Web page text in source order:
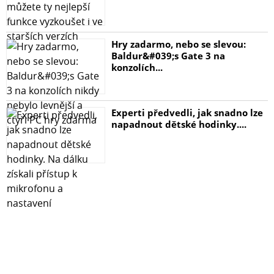
věcné shrnutí.
Čip potěší také svou mimořádnou úsporností, takže ve
spojení s kapacitou baterie vás nezbrzdí ani celodenní
pracovní tempo na plné obrátky.
S podporou ultra rychlé Wi-Fi 6E držíte stále prst na tepu
doby a aktuálního dění. Získáte bleskové připojení, které
je pro moderní uživatele již nutností.
Apple iPad Air 11" (2025) 128 GB
Výkonný 11" tablet s čipem Apple M3 pro profesionální
využití.
Nový iPad Air s 11" displejem představuje revoluční
spojení výkonu a přenosnosti. Vybaven nejnovějším
Hry zadarmo, nebo se slevou:
Baldur&#039;s Gate 3 na
konzolích...
Experti předvedli, jak snadno lze
napadnout dětské hodinky....